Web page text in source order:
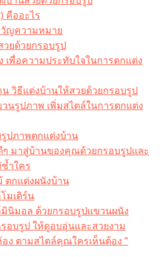
คืออะไร​
วัญความหมาย
วยด้วยกรอบรูป
เพื่อความประทับใจในการตกแต่ง
วิธีแต่งบ้านให้สวยด้วยกรอบรูป
นรูปภาพ เพิ่มสไตล์ในการตกแต่ง
ปภาพตกแต่งบ้าน
มาสู่บ้านของคุณด้วยกรอบรูปและ
ำใคร
ตกแต่งผนังบ้าน
มเดิร์น
นิมอล ด้วยกรอบรูปแขวนผนัง
อบรูป ให้ดูอบอุ่นและสวยงาม
ง ตามสไตล์คุณใครเห็นต้อง ”